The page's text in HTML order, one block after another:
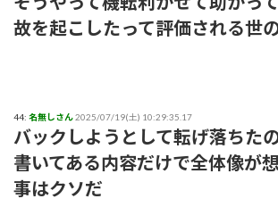
故を起こしたって評価される世
44: 名無しさん2025/07/19(土) 10:29:35.17
バックしようとして転げ落ちた
書いてある内容だけで全体像が
事はクソだ